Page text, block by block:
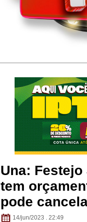
Una:
tem
pode
14/jun/2023 . 22:49